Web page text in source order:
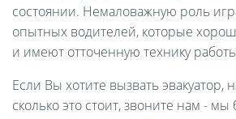
состоянии. Немаловажную роль
опытных водителей, которые
и имеют отточенную технику
Если Вы хотите вызвать эвакуатор,
сколько это стоит, звоните нам - мы